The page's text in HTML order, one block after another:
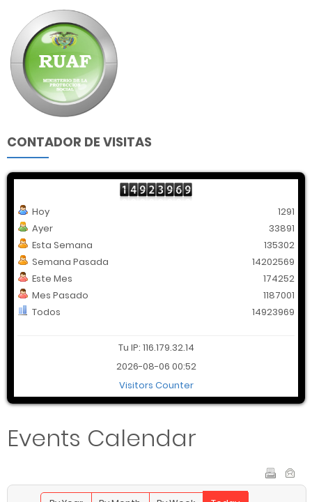
CONTADOR DE VISITAS
Hoy
Ayer
Esta Semana
Semana Pasada
Este Mes
Mes Pasado
Todos
1291
33891
135302
14202569
174252
1187001
14923969
Tu IP: 116.179.32.14
2026-08-06 00:52
Visitors Counter
Events Calendar